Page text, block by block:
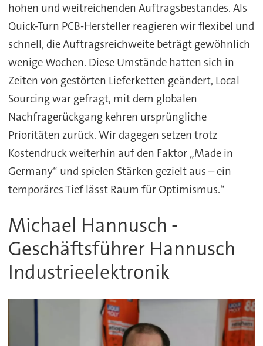
hohen und weitreichenden Auftragsbestandes. Als
Quick-Turn PCB-Hersteller reagieren wir flexibel und
schnell, die Auftragsreichweite beträgt gewöhnlich
wenige Wochen. Diese Umstände hatten sich in
Zeiten von gestörten Lieferketten geändert, Local
Sourcing war gefragt, mit dem globalen
Nachfragerückgang kehren ursprüngliche
Prioritäten zurück. Wir dagegen setzen trotz
Kostendruck weiterhin auf den Faktor „Made in
Germany“ und spielen Stärken gezielt aus – ein
temporäres Tief lässt Raum für Optimismus.“
Michael Hannusch -
Geschäftsführer Hannusch
Industrieelektronik